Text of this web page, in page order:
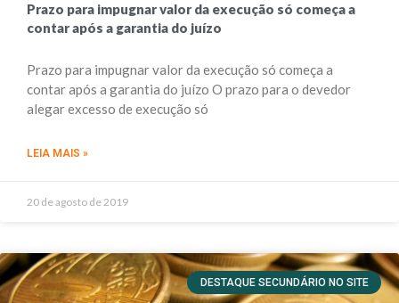
Prazo para impugnar valor da execução só começa a
contar após a garantia do juízo
Prazo para impugnar valor da execução só começa a
contar após a garantia do juízo ​​​O prazo para o devedor
alegar excesso de execução só
LEIA MAIS »
20 de agosto de 2019
DESTAQUE SECUNDÁRIO NO SITE